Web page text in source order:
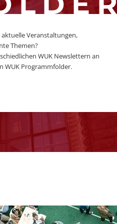
Veranstaltungen,
Themen?
WUK Newslettern an
WUK Programmfolder.